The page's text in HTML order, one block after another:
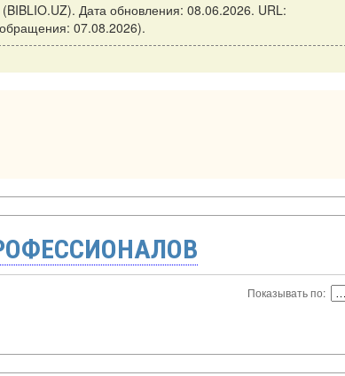
Дата обновления: 08.06.2026. URL:
07.08.2026).
Показывать по: